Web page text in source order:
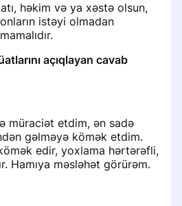
həkim və ya xəstə olsun,
istəyi olmadan
açıqlayan cavab
müraciət etdim, ən sadə
gəlməyə kömək etdim.
edir, yoxlama hərtərəfli,
Hamıya məsləhət görürəm.